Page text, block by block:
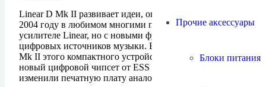
Прочие аксессуары
Блоки питания
Linear D Mk II развивает идеи, опробованные еще в
2004 году в любимом многими покупателями
усилителе Linear, но с новыми функциями для
цифровых источников музыки. Во втором поколении
Mk II этого компактного устройства мы перешли на
новый цифровой чипсет от ESS и значительно
изменили печатную плату аналоговой схемы.